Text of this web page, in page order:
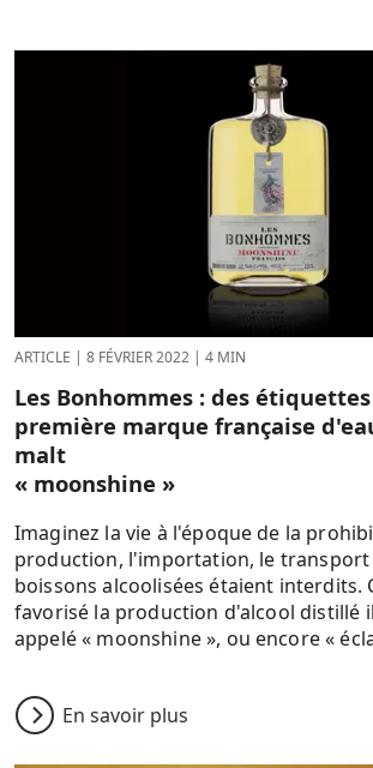
ARTICLE | 8 FÉVRIER 2022 | 4 MIN
Les Bonhommes : des
première marque française
malt
« moonshine »
Imaginez la vie à l'époque de la
production, l'importation, le transport
boissons alcoolisées étaient interdits.
favorisé la production d'alcool distillé
appelé « moonshine », ou encore «
En savoir plus